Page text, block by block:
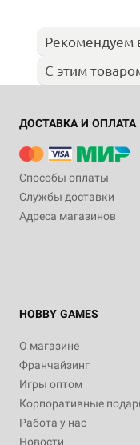
Рекомендуем
С этим
ДОСТАВКА И ОПЛАТА
Способы оплаты
Службы доставки
Адреса магазинов
HOBBY GAMES
О магазине
Франчайзинг
Игры оптом
Корпоративные
Работа у нас
Новости